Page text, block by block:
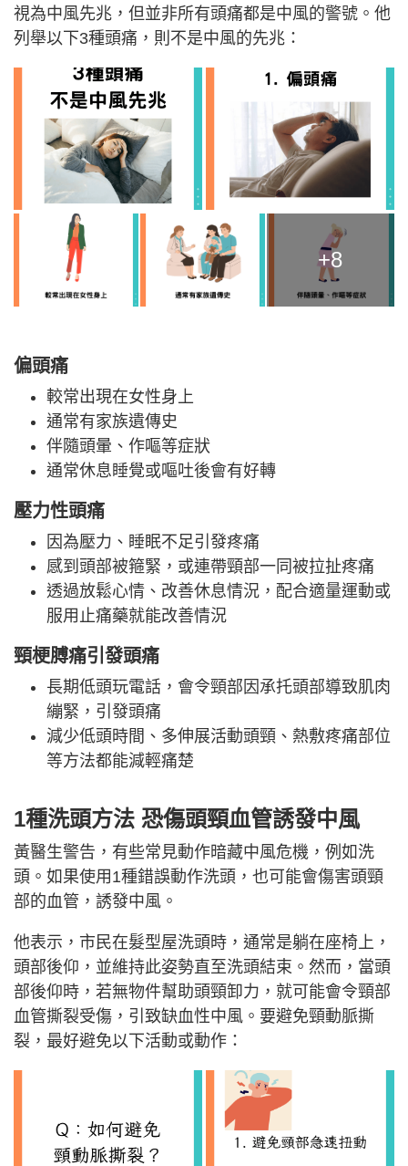
視為中風先兆，但並非所有頭痛都是中風的警號。他
列舉以下3種頭痛，則不是中風的先兆：
+8
偏頭痛
較常出現在女性身上
通常有家族遺傳史
伴隨頭暈、作嘔等症狀
通常休息睡覺或嘔吐後會有好轉
壓力性頭痛
因為壓力、睡眠不足引發疼痛
感到頭部被箍緊，或連帶頸部一同被拉扯疼痛
透過放鬆心情、改善休息情況，配合適量運動或
服用止痛藥就能改善情況
頸梗膊痛引發頭痛
長期低頭玩電話，會令頸部因承托頭部導致肌肉
繃緊，引發頭痛
減少低頭時間、多伸展活動頭頸、熱敷疼痛部位
等方法都能減輕痛楚
1種洗頭方法 恐傷頭頸血管誘發中風
黃醫生警告，有些常見動作暗藏中風危機，例如洗
頭。如果使用1種錯誤動作洗頭，也可能會傷害頭頸
部的血管，誘發中風。
他表示，市民在髮型屋洗頭時，通常是躺在座椅上，
頭部後仰，並維持此姿勢直至洗頭結束。然而，當頭
部後仰時，若無物件幫助頭頸卸力，就可能會令頸部
血管撕裂受傷，引致缺血性中風。要避免頸動脈撕
裂，最好避免以下活動或動作：